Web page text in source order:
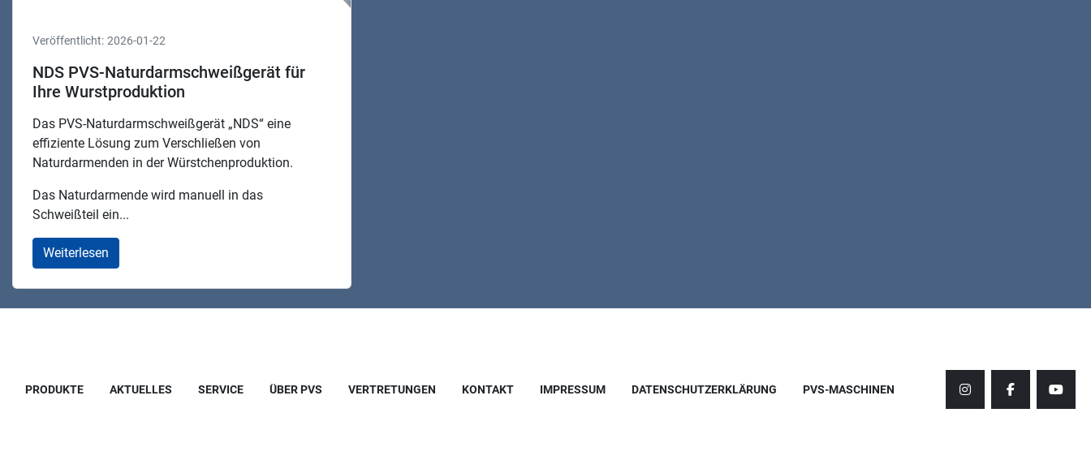
Veröffentlicht: 2026-01-22
NDS PVS-Naturdarmschweißgerät für
Ihre Wurstproduktion
Das PVS-Naturdarmschweißgerät „NDS“ eine
effiziente Lösung zum Verschließen von
Naturdarmenden in der Würstchenproduktion.
Das Naturdarmende wird manuell in das
Schweißteil ein...
Weiterlesen
PRODUKTE AKTUELLES SERVICE ÜBER PVS VERTRETUNGEN KONTAKT IMPRESSUM DATENSCHUTZERKLÄRUNG PVS-MASCHINEN
instagramfacebook